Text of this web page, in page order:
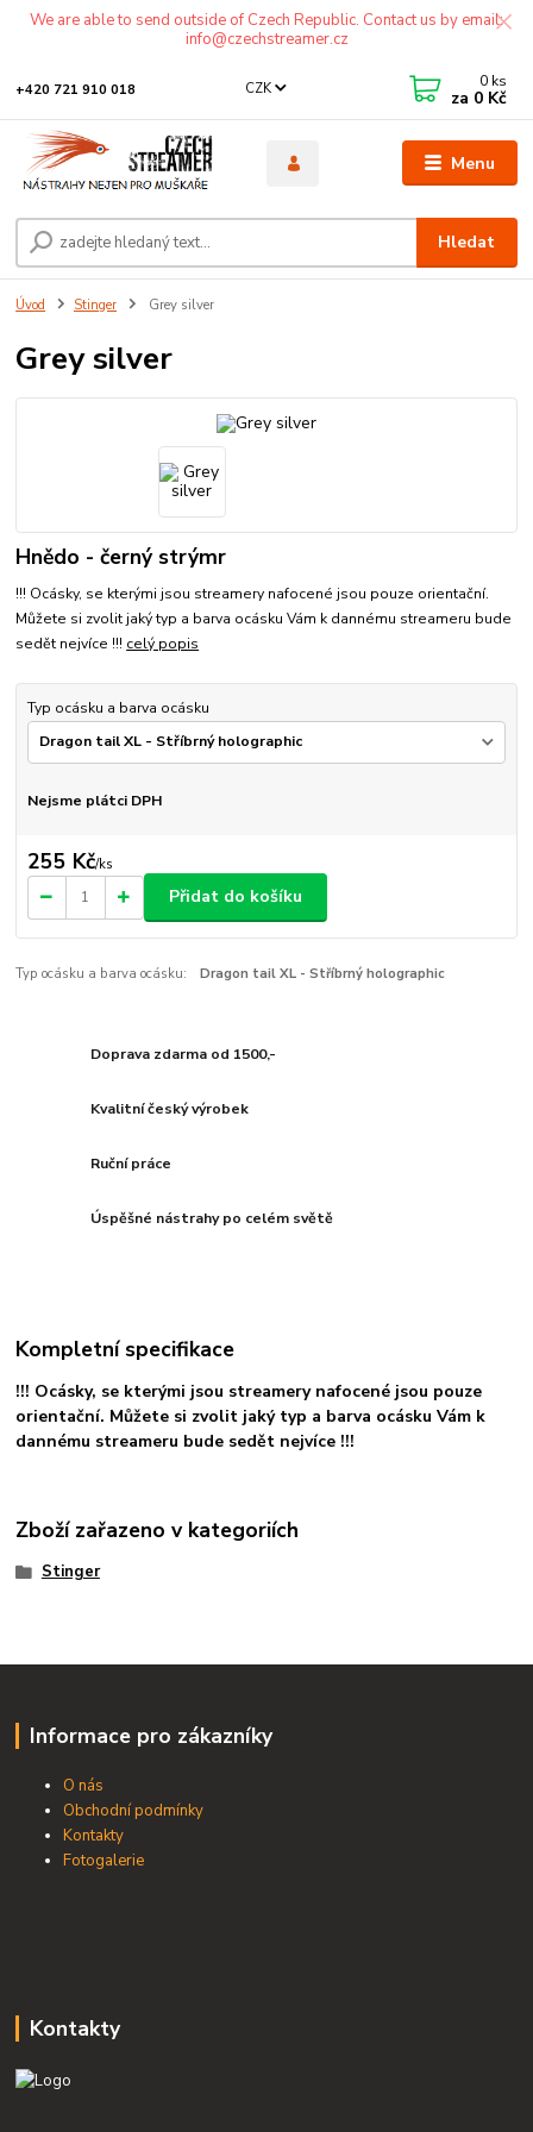
We are able to send outside of Czech Republic. Contact us by email:
info@czechstreamer.cz
Menu
CZK
Hledat
+420 721 910 018 0 ks
za 0 Kč
Úvod Stinger Grey silver
Grey silver
Hnědo - černý strýmr
!!! Ocásky, se kterými jsou streamery nafocené jsou pouze orientační.
Můžete si zvolit jaký typ a barva ocásku Vám k dannému streameru bude
sedět nejvíce !!! celý popis
Typ ocásku a barva ocásku
Nejsme plátci DPH
255 Kč/ks
Přidat do košíku
Typ ocásku a barva ocásku: Dragon tail XL - Stříbrný holographic
Doprava zdarma od 1500,-
Kvalitní český výrobek
Ruční práce
Úspěšné nástrahy po celém světě
Kompletní specifikace
!!! Ocásky, se kterými jsou streamery nafocené jsou pouze
orientační. Můžete si zvolit jaký typ a barva ocásku Vám k
dannému streameru bude sedět nejvíce !!!
Zboží zařazeno v kategoriích
Stinger
Informace pro zákazníky
O nás
Obchodní podmínky
Kontakty
Fotogalerie
Kontakty